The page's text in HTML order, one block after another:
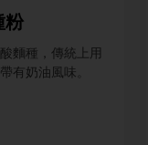
粉
麵種，傳統上用
有奶油風味。